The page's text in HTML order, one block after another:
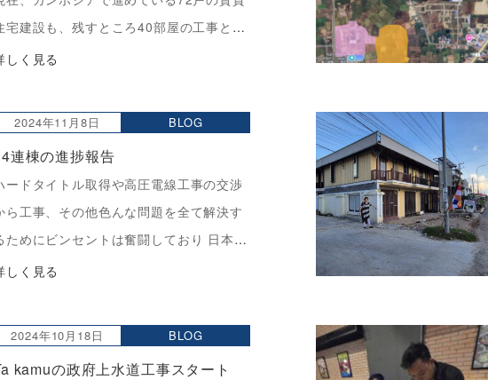
宅建設も、残すところ40部屋の工事とな
ました。しかし、ここにきて建築資材の
の残工事の材料費を計算したところ、ブ
ック1万個あたりの価格が […]
しく見る
2024年11月8日 BLOG
連棟の進捗報告
ードタイトル取得や高圧電線工事の交渉
ら工事、その他色んな問題を全て解決す
ためにビンセントは奮闘しており 日本か
見ていると何も動いていないように見え
こうしてみると本当に一つず […]
しく見る
2024年10月18日 BLOG
kamuの政府上水道工事スタート